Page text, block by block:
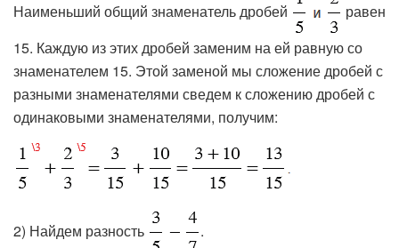
Наименьший общий знаменатель дробей
равен
15. Каждую из этих дробей заменим на ей равную со
знаменателем 15. Этой заменой мы сложение дробей с
разными знаменателями сведем к сложению дробей с
одинаковыми знаменателями, получим:
2) Найдем разность .